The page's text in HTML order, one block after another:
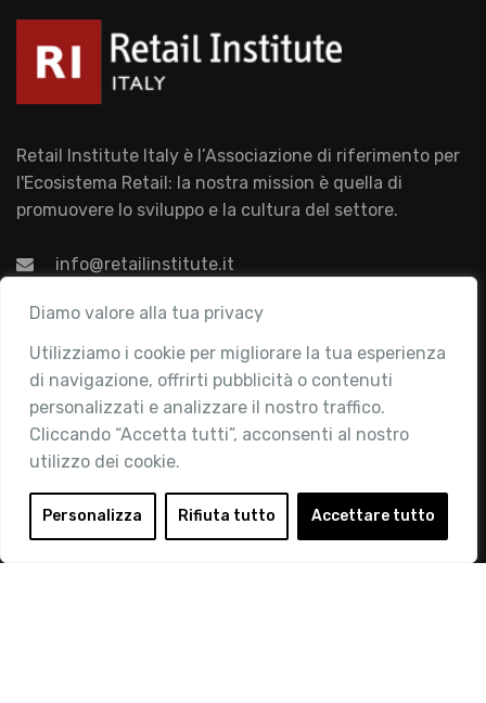
Diamo valore alla tua privacy
Utilizziamo i cookie per migliorare la tua esperienza
di navigazione, offrirti pubblicità o contenuti
personalizzati e analizzare il nostro traffico.
Cliccando “Accetta tutti”, acconsenti al nostro
utilizzo dei cookie.
Personalizza Rifiuta tutto Accettare tutto
Retail Institute Italy è l’Associazione di riferimento per
l'Ecosistema Retail: la nostra mission è quella di
promuovere lo sviluppo e la cultura del settore.
info@retailinstitute.it
Associazione
Chi siamo
Attività
Contatti
Area Riservata
Login
Diventa Socio